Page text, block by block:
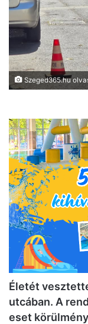
Szeged365.hu
Életét
utcában. A
eset